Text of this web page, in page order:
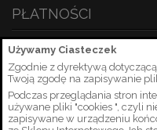
Używamy Ciasteczek
Zgodnie z dyrektywą
Twoją zgodę na zapisywanie
Podczas przeglądania stron
używane pliki "cookies ", czyli
zapisywane w urządzeniu
PŁATNOŚCI